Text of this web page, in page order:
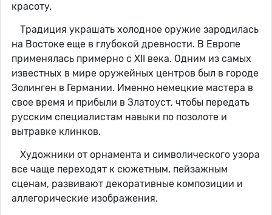
красоту.
Традиция украшать холодное оружие зародилась
на Востоке еще в глубокой древности. В Европе
применялась примерно с XII века. Одним из самых
известных в мире оружейных центров был в городе
Золинген в Германии. Именно немецкие мастера в
свое время и прибыли в Златоуст, чтобы передать
русским специалистам навыки по позолоте и
вытравке клинков.
Художники от орнамента и символического узора
все чаще переходят к сюжетным, пейзажным
сценам, развивают декоративные композиции и
аллегорические изображения.